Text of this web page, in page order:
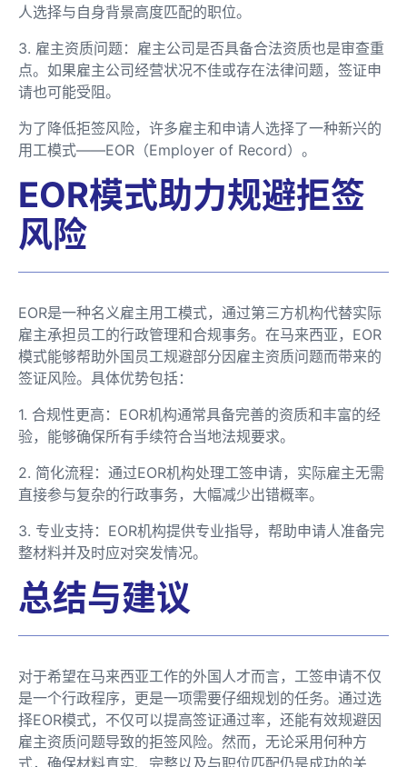
人选择与自身背景高度匹配的职位。
3. 雇主资质问题：雇主公司是否具备合法资质也是审查重
点。如果雇主公司经营状况不佳或存在法律问题，签证申
请也可能受阻。
为了降低拒签风险，许多雇主和申请人选择了一种新兴的
用工模式——EOR（Employer of Record）。
EOR模式助力规避拒签
风险
EOR是一种名义雇主用工模式，通过第三方机构代替实际
雇主承担员工的行政管理和合规事务。在马来西亚，EOR
模式能够帮助外国员工规避部分因雇主资质问题而带来的
签证风险。具体优势包括：
1. 合规性更高：EOR机构通常具备完善的资质和丰富的经
验，能够确保所有手续符合当地法规要求。
2. 简化流程：通过EOR机构处理工签申请，实际雇主无需
直接参与复杂的行政事务，大幅减少出错概率。
3. 专业支持：EOR机构提供专业指导，帮助申请人准备完
整材料并及时应对突发情况。
总结与建议
对于希望在马来西亚工作的外国人才而言，工签申请不仅
是一个行政程序，更是一项需要仔细规划的任务。通过选
择EOR模式，不仅可以提高签证通过率，还能有效规避因
雇主资质问题导致的拒签风险。然而，无论采用何种方
式，确保材料真实、完整以及与职位匹配仍是成功的关